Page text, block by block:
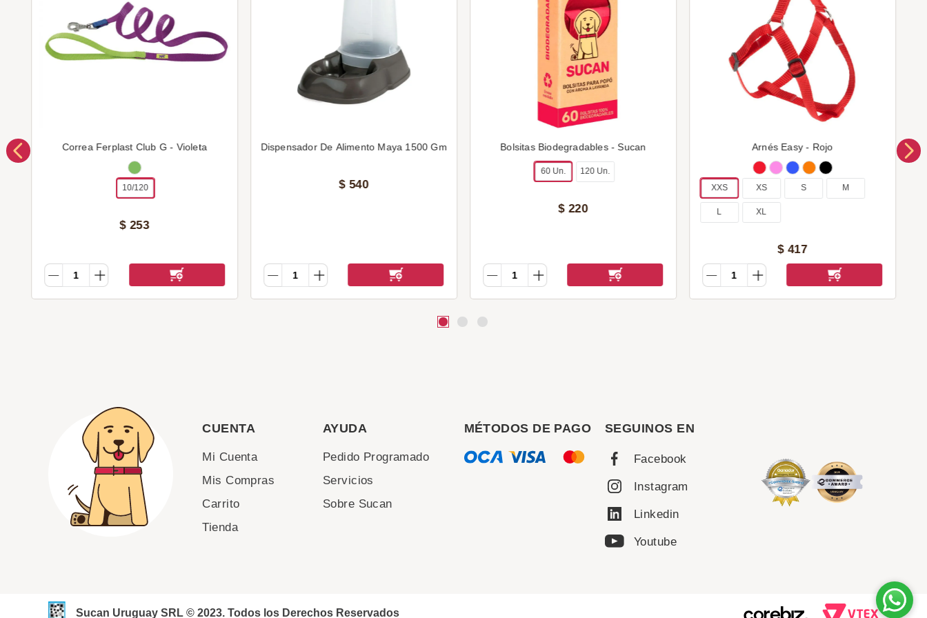
Correa Ferplast Club G - Violeta
10/120
$ 253
Dispensador De Alimento Maya 1500 Gm
$ 540
Bolsitas Biodegradables - Sucan
60 Un. 120 Un.
$ 220
Arnés Easy - Rojo
XXS XS S M
L XL
$ 417
CUENTA
Mi Cuenta
Mis Compras
Carrito
Tienda
AYUDA
Pedido Programado
Servicios
Sobre Sucan
MÉTODOS DE PAGO SEGUINOS EN
Facebook
Instagram
Linkedin
Youtube
Sucan Uruguay SRL © 2023. Todos los Derechos Reservados